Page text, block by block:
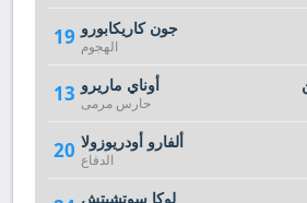
19 جون كاريكابورو
الهجوم
13 أوناي ماريرو
حارس مرمى
20 ألفارو أودريوزولا
الدفاع
لوكا سوتشيتش